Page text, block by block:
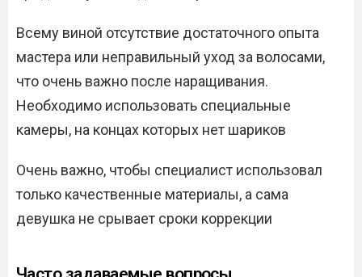
Всему виной отсутствие достаточного опыта
мастера или неправильный уход за волосами,
что очень важно после наращивания.
Необходимо использовать специальные
камеры, на концах которых нет шариков
Очень важно, чтобы специалист использовал
только качественные материалы, а сама
девушка не срывает сроки коррекции